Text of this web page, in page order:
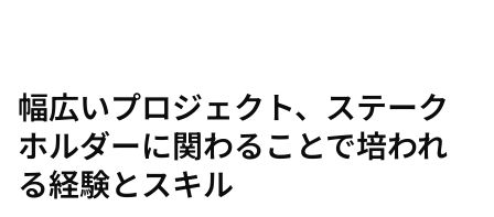
幅広いプロジェクト、ステーク
ホルダーに関わることで培われ
る経験とスキル